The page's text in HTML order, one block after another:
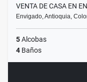
VENTA DE CASA EN
Envigado, Antioquia,
5Alcobas
4 Baños